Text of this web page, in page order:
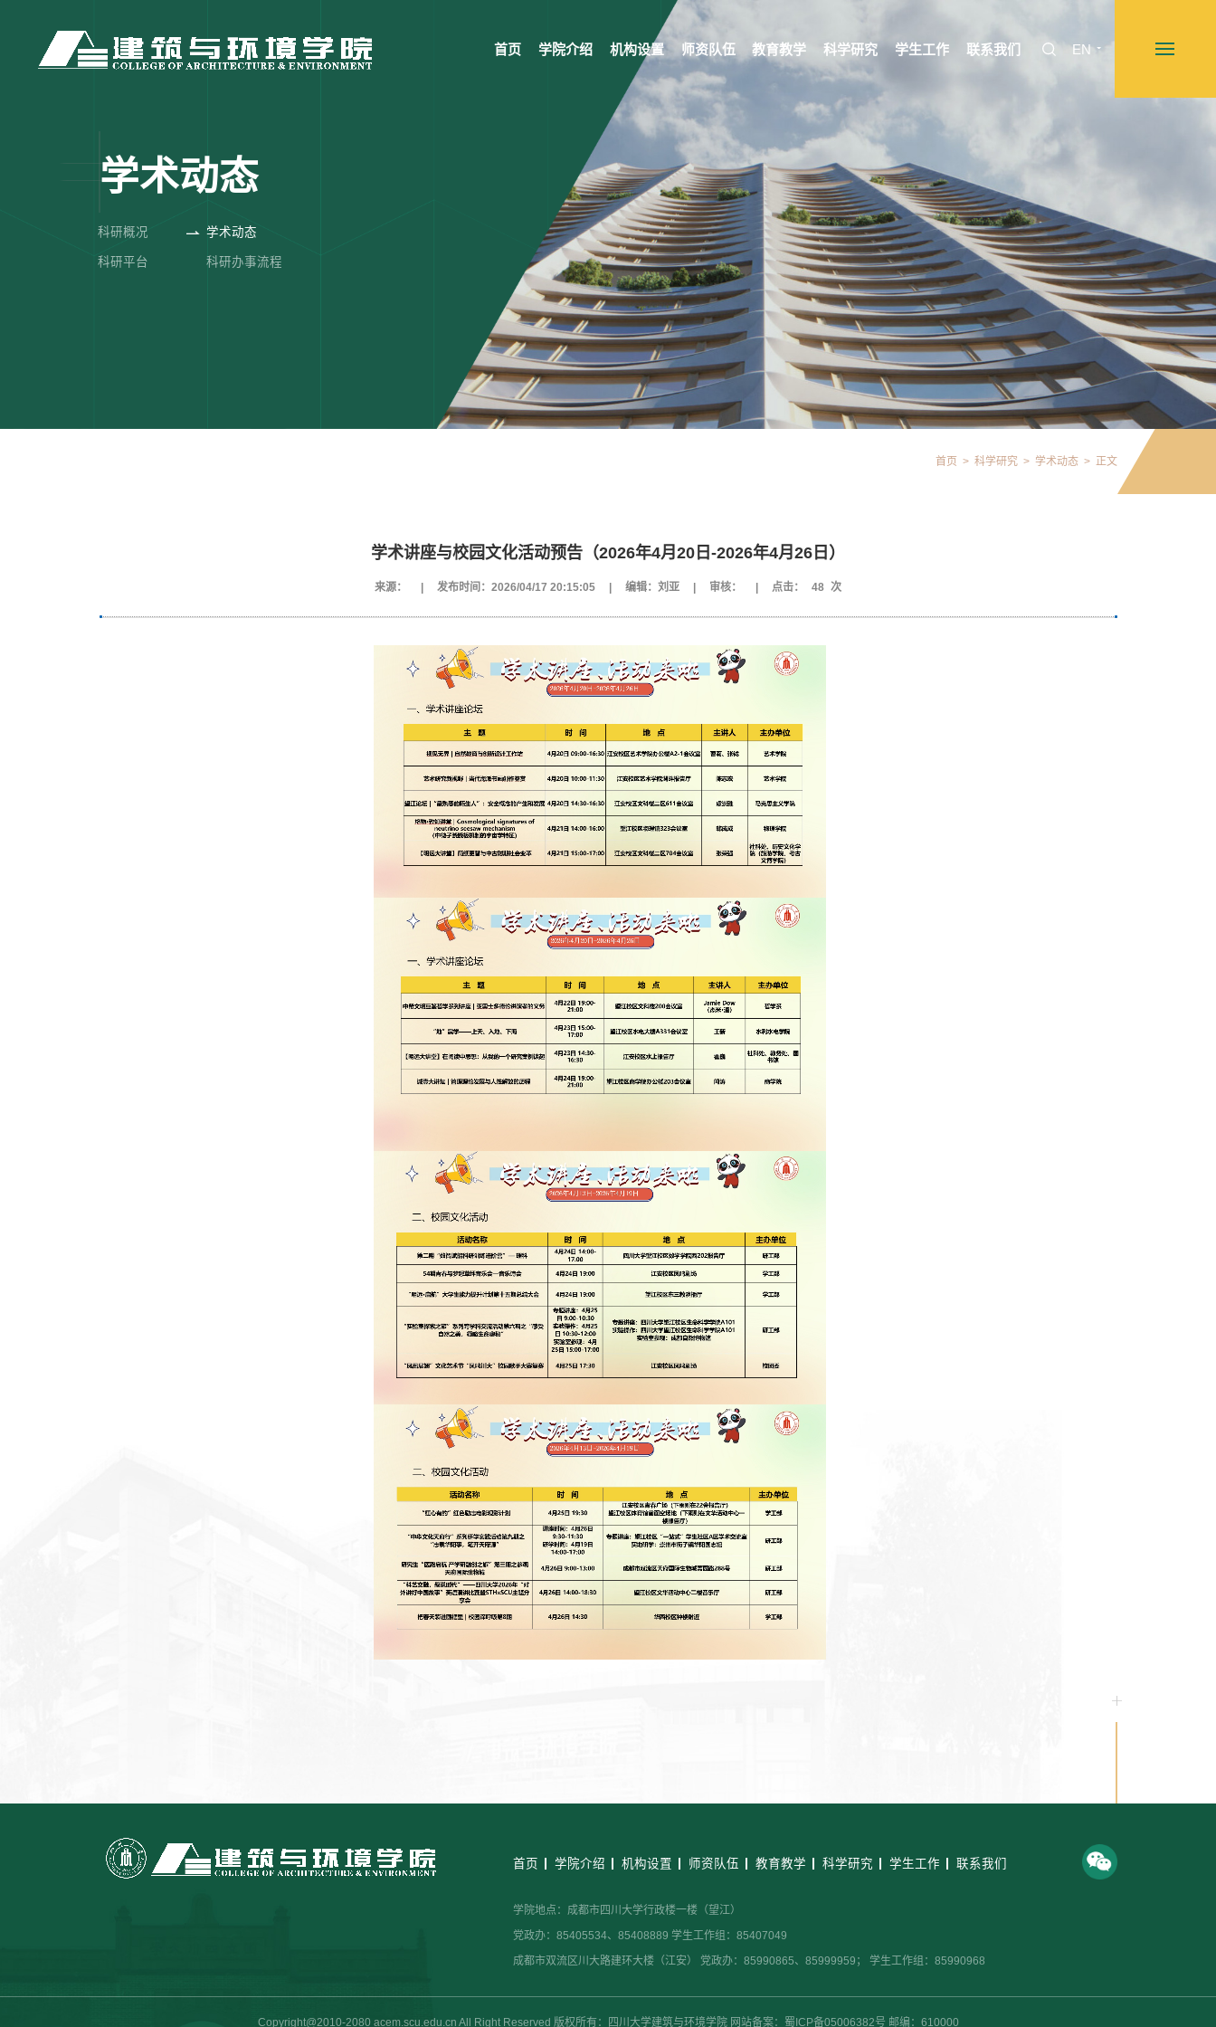
首页 学院介绍 机构设置 师资队伍 教育教学 科学研究 学生工作 联系我们 EN
学术动态
科研概况 学术动态
科研平台 科研办事流程
首页 > 科学研究 > 学术动态 > 正文
学术讲座与校园文化活动预告（2026年4月20日-2026年4月26日）
来源： 发布时间：2026/04/17 20:15:05 编辑：刘亚 审核： 点击： 48 次
首页 学院介绍 机构设置 师资队伍 教育教学 科学研究 学生工作 联系我们
学院地点：成都市四川大学行政楼一楼（望江）
党政办：85405534、85408889 学生工作组：85407049
成都市双流区川大路建环大楼（江安） 党政办：85990865、85999959； 学生工作组：85990968
Copyright@2010-2080 acem.scu.edu.cn All Right Reserved 版权所有：四川大学建筑与环境学院 网站备案：蜀ICP备05006382号 邮编：610000